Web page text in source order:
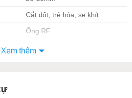
Cắt đốt, trẻ hóa, se khít
Ống RF
Trục khuỷu 7 khớp
đại, việc sử dụng công nghệ
Xem thêm